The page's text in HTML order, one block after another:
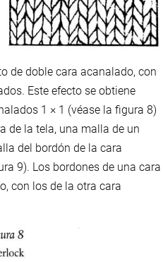
de doble cara acanalado, con
Este efecto se obtiene
1 × 1 (véase la figura 8)
de la tela, una malla de un
del bordón de la cara
9). Los bordones de una cara
con los de la otra cara